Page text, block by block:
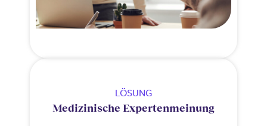
LÖSUNG
Medizinische Expertenmeinung